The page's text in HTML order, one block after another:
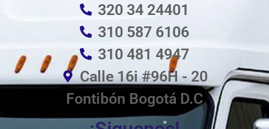
320 34 24401
310 587 6106
310 481 4947
Calle 16i #96H - 20
Fontibón Bogotá D.C